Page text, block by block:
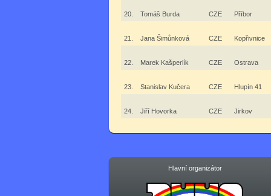
20. Tomáš Burda CZE Příbor
21. Jana Šimůnková CZE Kopřivnice
22. Marek Kašperlík CZE Ostrava
23. Stanislav Kučera CZE Hlupín 41
24. Jiří Hovorka CZE Jirkov
Hlavní organizátor